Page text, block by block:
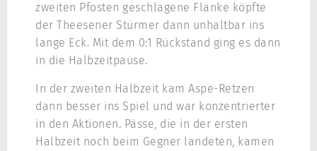
zweiten Pfosten geschlagene Flanke köpfte
der Theesener Stürmer dann unhaltbar ins
lange Eck. Mit dem 0:1 Rückstand ging es dann
in die Halbzeitpause.
In der zweiten Halbzeit kam Aspe-Retzen
dann besser ins Spiel und war konzentrierter
in den Aktionen. Pässe, die in der ersten
Halbzeit noch beim Gegner landeten, kamen